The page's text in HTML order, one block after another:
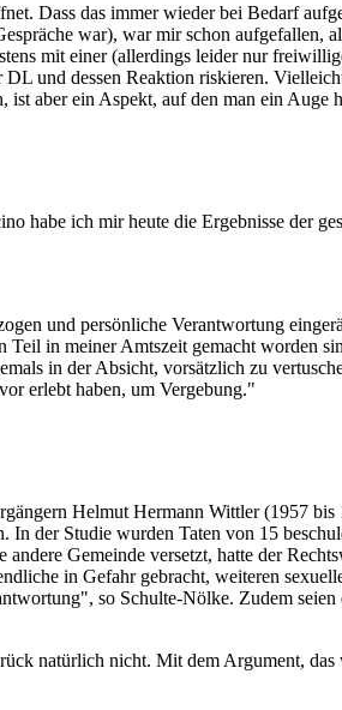
Dass das immer wieder bei Bedarf
war), war mir schon aufgefallen,
mit einer (allerdings leider nur
und dessen Reaktion riskieren.
aber ein Aspekt, auf den man ein Auge
habe ich mir heute die Ergebnisse der
und persönliche Verantwortung
in meiner Amtszeit gemacht worden
in der Absicht, vorsätzlich zu
erlebt haben, um Vergebung."
Helmut Hermann Wittler (1957
In der Studie wurden Taten von 15
Gemeinde versetzt, hatte der
in Gefahr gebracht, weiteren
so Schulte-Nölke. Zudem
natürlich nicht. Mit dem Argument,